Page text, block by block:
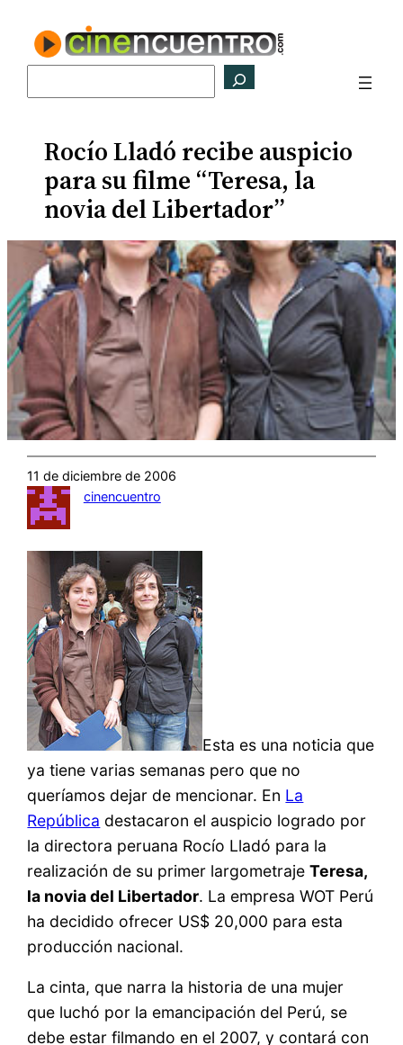
contenido
Rocío Lladó recibe auspicio
para su filme “Teresa, la
novia del Libertador”
11 de diciembre de 2006
cinencuentro
Esta es una noticia que
ya tiene varias semanas pero que no
queríamos dejar de mencionar. En La
República destacaron el auspicio logrado por
la directora peruana Rocío Lladó para la
realización de su primer largometrajeTeresa,
la novia del Libertador. La empresa WOT Perú
ha decidido ofrecer US$ 20,000 para esta
producción nacional.
La cinta, que narra la historia de una mujer
que luchó por la emancipación del Perú, se
debe estar filmando en el 2007, y contará con